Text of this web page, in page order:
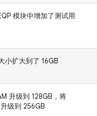
模块中增加了测试用
小扩大到了 16GB
升级到 128GB，将
级到 256GB